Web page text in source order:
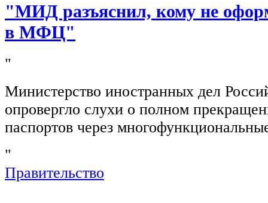
"МИД разъяснил, кому не
в МФЦ"
"
Министерство иностранных дел
опровергло слухи о полном
паспортов через
"
Правительство